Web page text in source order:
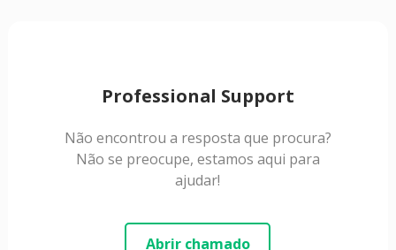
Professional Support
Não encontrou a resposta que procura?
Não se preocupe, estamos aqui para
ajudar!
Abrir chamado